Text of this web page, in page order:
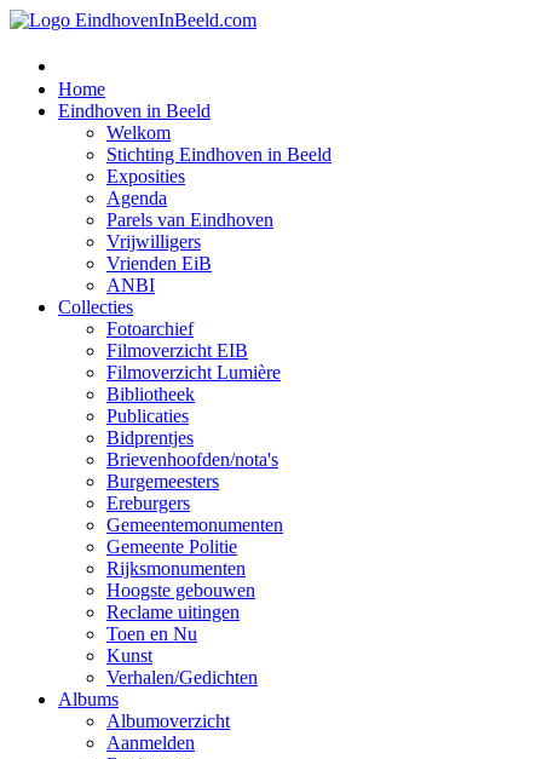
Home
Eindhoven in Beeld
Welkom
Stichting Eindhoven in Beeld
Exposities
Agenda
Parels van Eindhoven
Vrijwilligers
Vrienden EiB
ANBI
Collecties
Fotoarchief
Filmoverzicht EIB
Filmoverzicht Lumière
Bibliotheek
Publicaties
Bidprentjes
Brievenhoofden/nota's
Burgemeesters
Ereburgers
Gemeentemonumenten
Gemeente Politie
Rijksmonumenten
Hoogste gebouwen
Reclame uitingen
Toen en Nu
Kunst
Verhalen/Gedichten
Albums
Albumoverzicht
Aanmelden